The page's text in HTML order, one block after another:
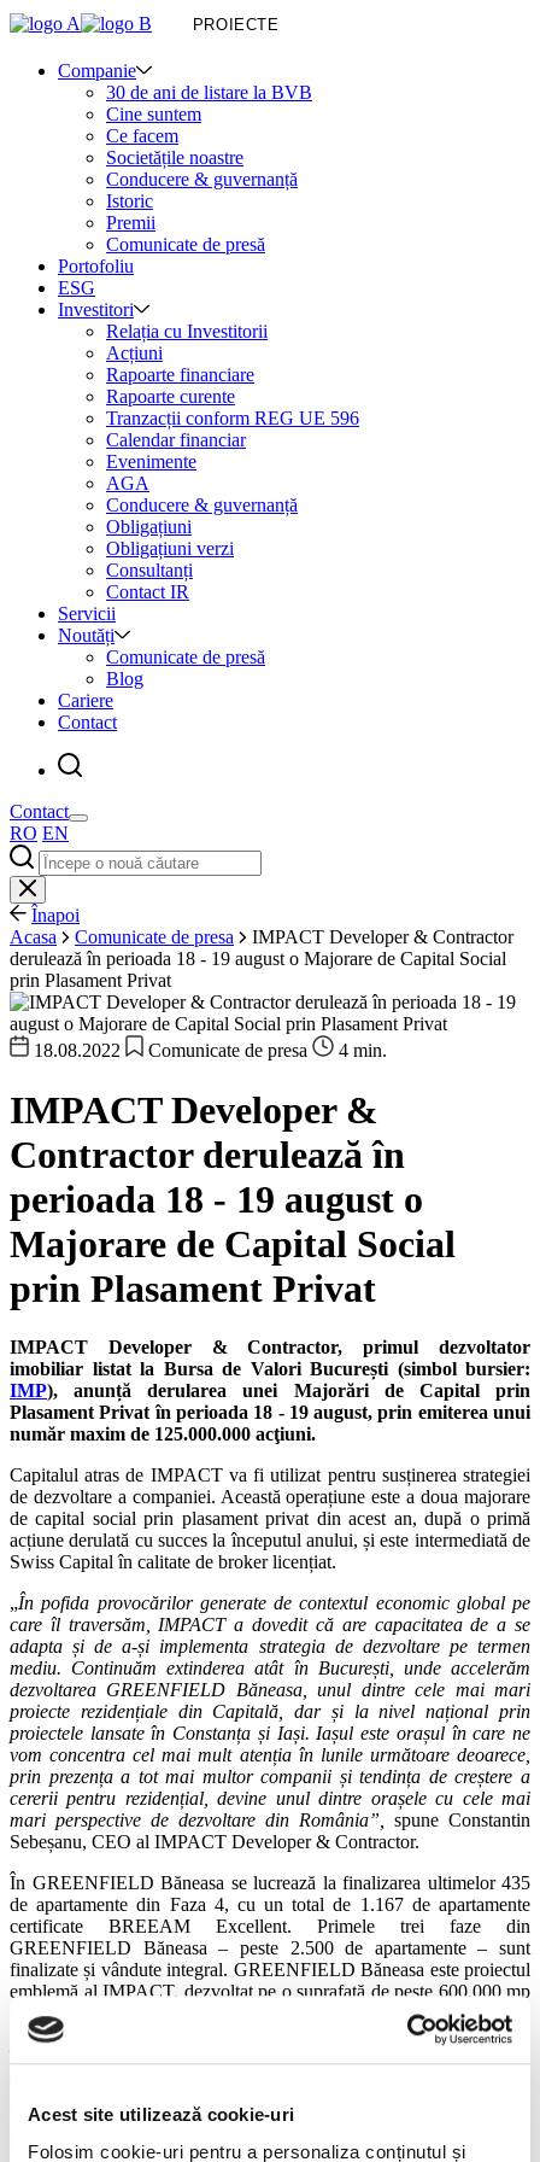
Acest site utilizează cookie-uri
Folosim cookie-uri pentru a personaliza conținutul și
PROIECTE
Companie
30 de ani de listare la BVB
Cine suntem
Ce facem
Societățile noastre
Conducere & guvernanță
Istoric
Premii
Comunicate de presă
Portofoliu
ESG
Investitori
Relația cu Investitorii
Acțiuni
Rapoarte financiare
Rapoarte curente
Tranzacții conform REG UE 596
Calendar financiar
Evenimente
AGA
Conducere & guvernanță
Obligațiuni
Obligațiuni verzi
Consultanți
Contact IR
Servicii
Noutăți
Comunicate de presă
Blog
Cariere
Contact
Contact
RO EN
Înapoi
Acasa
Comunicate de presa
IMPACT Developer & Contractor
derulează în perioada 18 - 19 august o Majorare de Capital Social
prin Plasament Privat
18.08.2022 Comunicate de presa 4 min.
IMPACT Developer &
Contractor derulează în
perioada 18 - 19 august o
Majorare de Capital Social
prin Plasament Privat
IMPACT Developer & Contractor, primul dezvoltator
imobiliar listat la Bursa de Valori București (simbol bursier:
IMP), anunță derularea unei Majorări de Capital prin
Plasament Privat în perioada 18 - 19 august, prin emiterea unui
număr maxim de 125.000.000 acţiuni.
Capitalul atras de IMPACT va fi utilizat pentru susținerea strategiei
de dezvoltare a companiei. Această operațiune este a doua majorare
de capital social prin plasament privat din acest an, după o primă
acțiune derulată cu succes la începutul anului, și este intermediată de
Swiss Capital în calitate de broker licențiat.
„În pofida provocărilor generate de contextul economic global pe
care îl traversăm, IMPACT a dovedit că are capacitatea de a se
adapta și de a-și implementa strategia de dezvoltare pe termen
mediu. Continuăm extinderea atât în București, unde accelerăm
dezvoltarea GREENFIELD Băneasa, unul dintre cele mai mari
proiecte rezidențiale din Capitală, dar și la nivel național prin
proiectele lansate în Constanța și Iași. Iașul este orașul în care ne
vom concentra cel mai mult atenția în lunile următoare deoarece,
prin prezența a tot mai multor companii și tendința de creștere a
cererii pentru rezidențial, devine unul dintre orașele cu cele mai
mari perspective de dezvoltare din România”, spune Constantin
Sebeșanu, CEO al IMPACT Developer & Contractor.
În GREENFIELD Băneasa se lucrează la finalizarea ultimelor 435
de apartamente din Faza 4, cu un total de 1.167 de apartamente
certificate BREEAM Excellent. Primele trei faze din
GREENFIELD Băneasa – peste 2.500 de apartamente – sunt
finalizate și vândute integral. GREENFIELD Băneasa este proiectul
emblemă al IMPACT, dezvoltat pe o suprafață de peste 600.000 mp
de teren în zona de nord a Capitalei, înconjurat de 900 ha de pădure,
ce va cuprinde peste 6.000 de apartamente la finalul dezvoltării sale
În GREENFIELD Copou, care își propune să devină cel mai mare
proiect rezidențial sustenabil din zona Moldovei, respectând criteriile